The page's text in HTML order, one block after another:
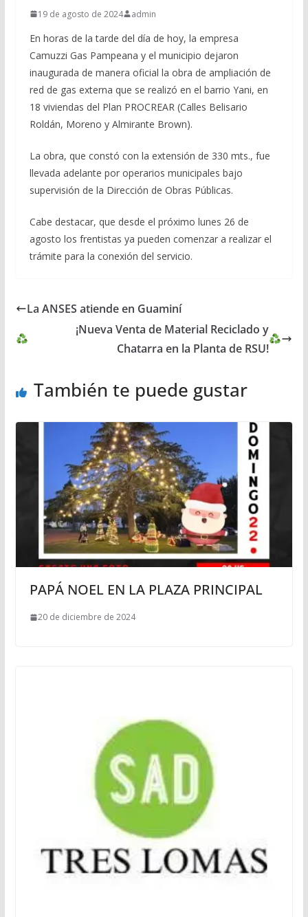
19 de agosto de 2024 admin
En horas de la tarde del día de hoy, la empresa
Camuzzi Gas Pampeana y el municipio dejaron
inaugurada de manera oficial la obra de ampliación de
red de gas externa que se realizó en el barrio Yani, en
18 viviendas del Plan PROCREAR (Calles Belisario
Roldán, Moreno y Almirante Brown).
La obra, que constó con la extensión de 330 mts., fue
llevada adelante por operarios municipales bajo
supervisión de la Dirección de Obras Públicas.
Cabe destacar, que desde el próximo lunes 26 de
agosto los frentistas ya pueden comenzar a realizar el
trámite para la conexión del servicio.
La ANSES atiende en Guaminí
¡Nueva Venta de Material Reciclado y
Chatarra en la Planta de RSU!
También te puede gustar
PAPÁ NOEL EN LA PLAZA PRINCIPAL
20 de diciembre de 2024